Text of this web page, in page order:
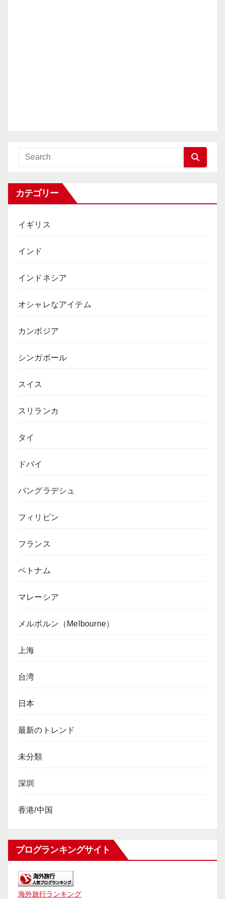
カテゴリー
イギリス
インド
インドネシア
オシャレなアイテム
カンボジア
シンガポール
スイス
スリランカ
タイ
ドバイ
バングラデシュ
フィリピン
フランス
ベトナム
マレーシア
メルボルン（Melbourne）
上海
台湾
日本
最新のトレンド
未分類
深圳
香港/中国
ブログランキングサイト
海外旅行ランキング